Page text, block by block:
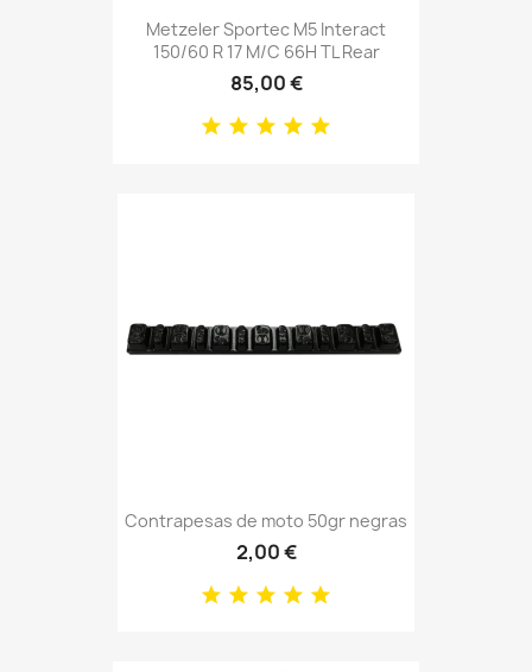
Metzeler Sportec M5 Interact
150/60 R 17 M/C 66H TL Rear
85,00 €
Contrapesas de moto 50gr negras
2,00 €